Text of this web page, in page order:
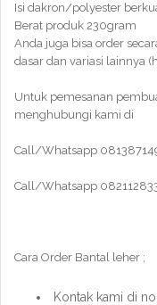
Isi dakron/polyester
Berat produk 230gram
Anda juga bisa order
dasar dan variasi lainnya
Untuk pemesanan
menghubungi kami di
Call/Whatsapp
Call/Whatsapp
Cara Order Bantal leher ;
Kontak kami di